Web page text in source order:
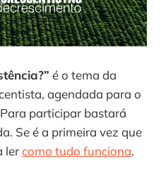
é o tema da
agendada para o
participar bastará
Se é a primeira vez que
lercomo tudo funciona.